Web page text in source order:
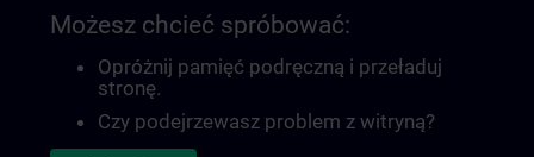
Możesz chcieć spróbować:
Opróżnij pamięć podręczną i przeładuj
stronę.
Czy podejrzewasz problem z witryną?